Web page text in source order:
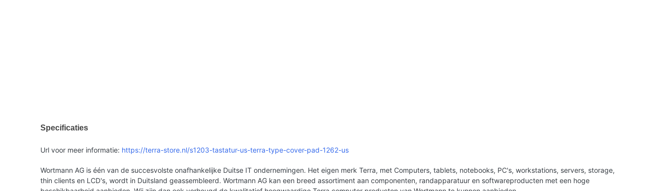
Specificaties
Url voor meer informatie: https://terra-store.nl/s1203-tastatur-us-terra-type-cover-pad-1262-us
Wortmann AG is één van de succesvolste onafhankelijke Duitse IT ondernemingen. Het eigen merk Terra, met Computers, tablets, notebooks, PC's, workstations, servers, storage,
thin clients en LCD's, wordt in Duitsland geassembleerd. Wortmann AG kan een breed assortiment aan componenten, randapparatuur en softwareproducten met een hoge